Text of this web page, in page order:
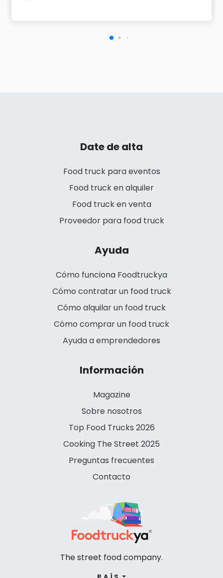
Date de alta
Food truck para eventos
Food truck en alquiler
Food truck en venta
Proveedor para food truck
Ayuda
Cómo funciona Foodtruckya
Cómo contratar un food truck
Cómo alquilar un food truck
Cómo comprar un food truck
Ayuda a emprendedores
Información
Magazine
Sobre nosotros
Top Food Trucks 2026
Cooking The Street 2025
Preguntas frecuentes
Contacto
The street food company.